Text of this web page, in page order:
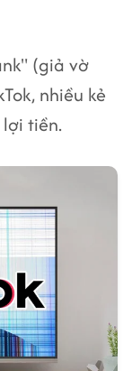
(giả vờ
nhiều kẻ
tiền.